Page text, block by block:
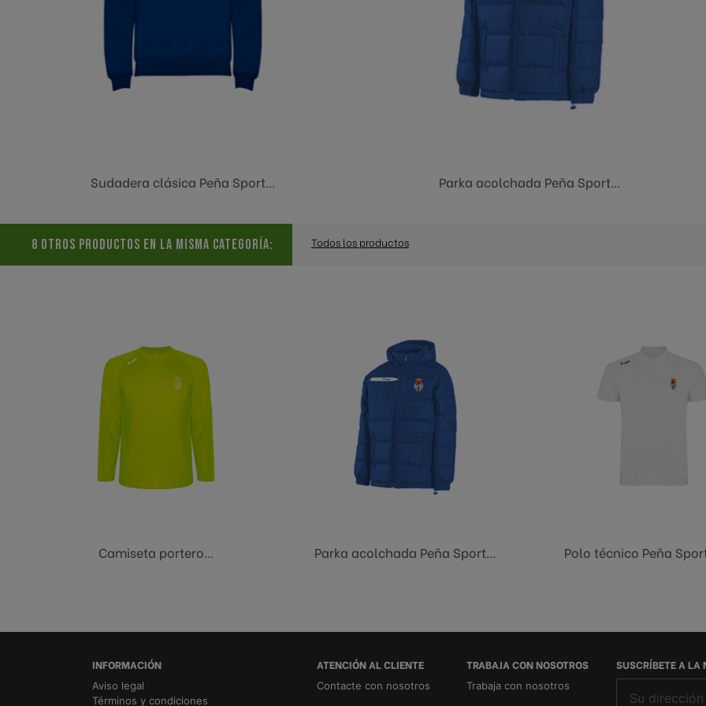
Azul
Sudadera clásica Peña Sport... Azul
Parka acolchada Peña Sport...
8 OTROS PRODUCTOS EN LA MISMA CATEGORÍA: Todos los productos
Amarillo flúor
Camiseta portero... Azul
Parka acolchada Peña Sport... Blanco
Polo técnico Peña
INFORMACIÓN
Aviso legal
Términos y condiciones
ATENCIÓN AL CLIENTE
Contacte con nosotros
TRABAJA CON NOSOTROS
Trabaja con nosotros
SUSCRÍBETE A LA